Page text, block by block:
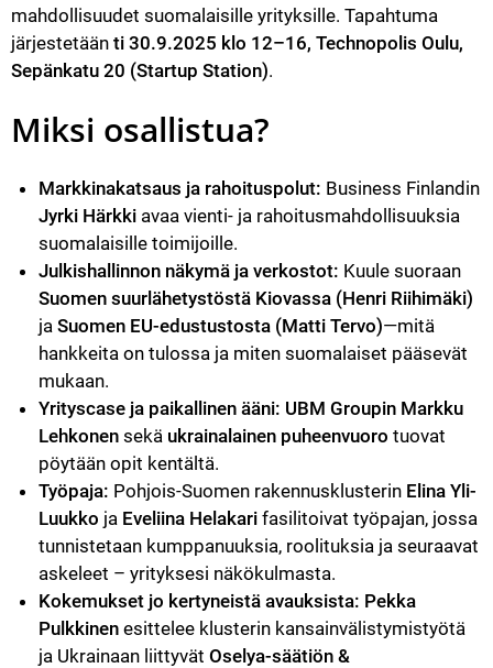
mahdollisuudet suomalaisille yrityksille. Tapahtuma
järjestetään ti 30.9.2025 klo 12–16, Technopolis Oulu,
Sepänkatu 20 (Startup Station).
Miksi osallistua?
Markkinakatsaus ja rahoituspolut:
Jyrki Härkki avaa vienti- ja rahoitusmahdollisuuksia
suomalaisille toimijoille.
Julkishallinnon näkymä ja verkostot:
Suomen suurlähetystöstä Kiovassa (Henri Riihimäki)
ja Suomen EU-edustustosta (Matti Tervo)—mitä
hankkeita on tulossa ja miten suomalaiset pääsevät
mukaan.
Yrityscase ja paikallinen ääni: UBM Groupin Markku
Lehkonen sekä ukrainalainen puheenvuoro tuovat
pöytään opit kentältä.
Työpaja: Pohjois-Suomen rakennusklusterin Elina Yli-
Luukko ja Eveliina Helakari fasilitoivat työpajan, jossa
tunnistetaan kumppanuuksia, roolituksia ja seuraavat
askeleet – yrityksesi näkökulmasta.
Kokemukset jo kertyneistä avauksista: Pekka
Pulkkinen esittelee klusterin kansainvälistymistyötä
ja Ukrainaan liittyvät Oselya-säätiön &